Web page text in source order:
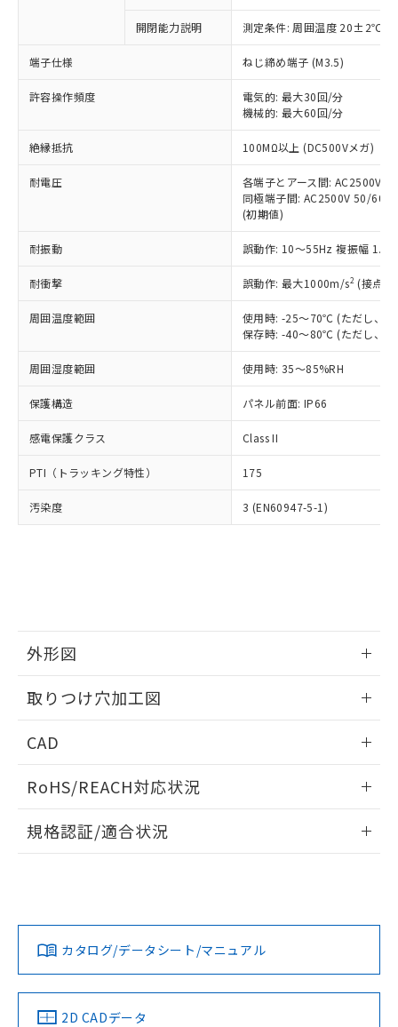
開閉能力説明 測定条件: 周囲温度 20±2℃、
端子仕様 ねじ締め端子 (M3.5)
許容操作頻度
電気的: 最大30回/分
機械的: 最大60回/分
絶縁抵抗 100MΩ以上 (DC500Vメガ)
耐電圧
各端子とアース間: AC2500V
同極端子間: AC2500V 50/
(初期値)
耐振動 誤動作: 10～55Hz 複振幅
耐衝撃 誤動作: 最大1000m/s2 (接点
周囲温度範囲
使用時: -25～70℃ (ただし、氷
保存時: -40～80℃ (ただし、氷
周囲湿度範囲 使用時: 35～85%RH
保護構造 パネル前面: IP66
感電保護クラス Class II
PTI（トラッキング特性） 175
汚染度 3 (EN60947-5-1)
外形図
取りつけ穴加工図
CAD
ドすることができます。
ログイン/会員登録
ダウンロードデータをご利用いただく前に、以下を必ずお読
みください。
ソフトウェアの使用条件
RoHS/REACH対応状況
EU RoHS 注意事項・凡例
対応済み
中国 RoHS 注意事項・凡例
規格認証/適合状況
カタログ/データシート/マニュアル
2D CADデータ
以下の条件をお読みいただき、同意のうえ
本サービスは、当社制御機器事業取扱
商品の当社在庫状況および標準価格
(税抜)を提供させていただくもので
当社制御機器事業取扱商品の中には、
本サービスの対象外となる商品もある
ことをご了承ください。
在庫状況および標準価格照会結果は、
記載している更新日時点での社内デー
タに基づき作成されるものであり、閲
覧された時点での実際の在庫および標
準価格とは異なる場合があることをご
正式な納期状況および標準価格はお客
様のお取引先、またはお客様担当のオ
ムロン制御機器販売店・当社販売員に
オムロン制御機器販売店や当社販売拠
販売ネットワーク
」をご確認
ください。
在庫状況および標準価格結果を当社の
事前の承諾なく第三者に漏洩または開
示しないようお願いします。
マイパーツ機能（部品リスト作成サー
および当社の共同利用者が、当社の製
※当社の共同利用者とは、
の共同利用に関して"
の「1.共同利
対応予定なし：EU RoHS指令（10物質）の
定はありません。
調査・確認中：EU RoHS指令（10物質）の
非含有の対応状況を調査中または確認中の
非該当品：ライセンス料など無形物で、有
害物質有無と関係のない商品です。
仕入先様の事情により、非含有部品として
いたものが、含有品と判明した場合などや
むを得ず変更することがあります。
鉛(Pb) 1000ppm以下、 水銀(Hg) 1000ppm以下、 カド
六価クロム(Cr(Ⅵ)) 1000ppm以下、ポリ臭化ビフェニル
類(PBB) 1000ppm以下、ポリ臭化ジフェニルエーテル類
(PBDE) 1000ppm以下、フタル酸ビス(2-エチルヘキシ
ル) (DEHP)(別名：DOP) 1000ppm以下、フタル酸ブチ
ルベンジル（BBP） 1000ppm以下、フタル酸ジブチル
（DBP） 1000ppm以下、フタル酸ジイソブチル
(DIBP) 1000ppm以下
但し、RoHS指令で産業用監視および制御機器に対する
フタル酸エステル類の４物質については閾値を超える意
図的な使用がないことを確認しています。
※2 対応予定月
部品在庫の切り替え状況などにより、予定
月が前後することがあります。
とができます。
EU RoHS指令（10物質）の非含有証明書
ものではありません。
また、RoHS指令のフタル酸エステル類４
物質の対応では、対応完了までの期間は出
荷製品に未対応品が混在することから備考
欄に対応日を記載しておりました。
※1 中国RoHS○×表
「○」：最大均質材料含有率が中国RoHSの
基準値以下であることを示します。
「×」：最大均質材料含有率が中国RoHSの
基準値を超えていることを示します。
「－」：未確認です。当社販売部門へお問
Cr(Ⅵ)(六価クロム) : 1000ppm、 PBBs(ポリ臭化ビフェ
ニル類) : 1000ppm、 PBDEs(ポリ臭化ジフェニルエーテ
ル類) : 1000ppm、
DBP(フタル酸ジブチル) : 1000ppm、 DIBP(フタル酸ジ
イソブチル) : 1000ppm、 BBP(フタル酸ブチルベンジ
ル) : 1000ppm、
※2 環境保護使用期限
「ｅ」：有害物質（10物質）のすべてが基
準値以下であることを示します。
「10」：通常の使用状況下において有害物
質が外部に漏えいし、環境に深刻な影響を
当社は、これら貴社製品のうち、外国
為替および外国貿易法に定める商品
（以下｢規制貨物等」という）を輸出
または国外への提供する場合は、日本
国政府の輸出許可(または役務取引許
可)を取得するなどの必要な手続きを
当社は規制貨物を破棄する場合は、完
全に破砕するなど、違法に輸出されな
いよう必要な手段を講じます。
当社は貴社製品を、核兵器、ミサイ
ル、化学兵器、生物兵器またはその他
武器並びにこれらの製造装置等に一切
使用いたしません。
当社は、貴社製品を第三者に販売する
場合は、上記1、2および3の内容を当
該第三者に通知します。また当社は、
販売先および販売に係わる関係者が違
法に輸出するおそれがある場合は、取
○ 一定数以上の在庫あり
一定数には満たないが在庫あり
在庫なし(最新の在庫状況につ
いては、お客様のお取引先、ま
たはお客様担当のオムロン制御
機器販売店・当社販売員にご確
認ください)
受注生産機種、また在庫状況の